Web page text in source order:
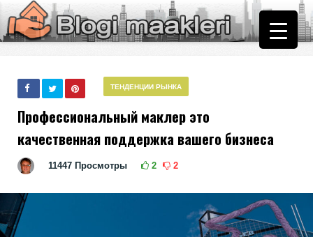
ТЕНДЕНЦИИ РЫНКА
Профессиональный маклер это
качественная поддержка вашего бизнеса
11447 Просмотры 2 2